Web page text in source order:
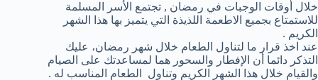
خلال أوقات الوجبات في رمضان , تجتمع الأسر المسلمة
للاستمتاع بجميع الاطعمة اللذيذة التي يتميز بها هذا الشهر
الكريم .
عند اخذ قرار ما لتناول الطعام خلال شهر رمضان، عليك
التذكر دائما أن الإفطار والسحور هما لمساعدتك على الصيام
والقيام خلال هذا الشهر الكريم وتناول الطعام المناسب له .